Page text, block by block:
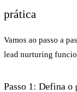
prática
Vamos ao passo a
lead nurturing
Passo 1: Defina o